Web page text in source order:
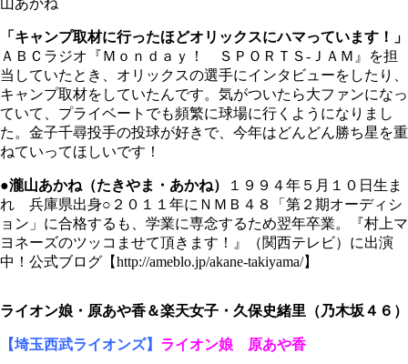
「キャンプ取材に行ったほどオリックスにハマっています！」
ＡＢＣラジオ『Ｍｏｎｄａｙ！ ＳＰＯＲＴＳ-ＪＡＭ』を担
当していたとき、オリックスの選手にインタビューをしたり、
キャンプ取材をしていたんです。気がついたら大ファンになっ
ていて、プライベートでも頻繁に球場に行くようになりまし
た。金子千尋投手の投球が好きで、今年はどんどん勝ち星を重
ねていってほしいです！
●瀧山あかね（たきやま・あかね）
１９９４年５月１０日生ま
れ 兵庫県出身○２０１１年にＮＭＢ４８「第２期オーディシ
ョン」に合格するも、学業に専念するため翌年卒業。『村上マ
ヨネーズのツッコませて頂きます！』（関西テレビ）に出演
中！公式ブログ【http://ameblo.jp/akane-takiyama/】
ライオン娘・原あや香＆楽天女子・久保史緒里（乃木坂４６）
【埼玉西武ライオンズ】 ライオン娘 原あや香